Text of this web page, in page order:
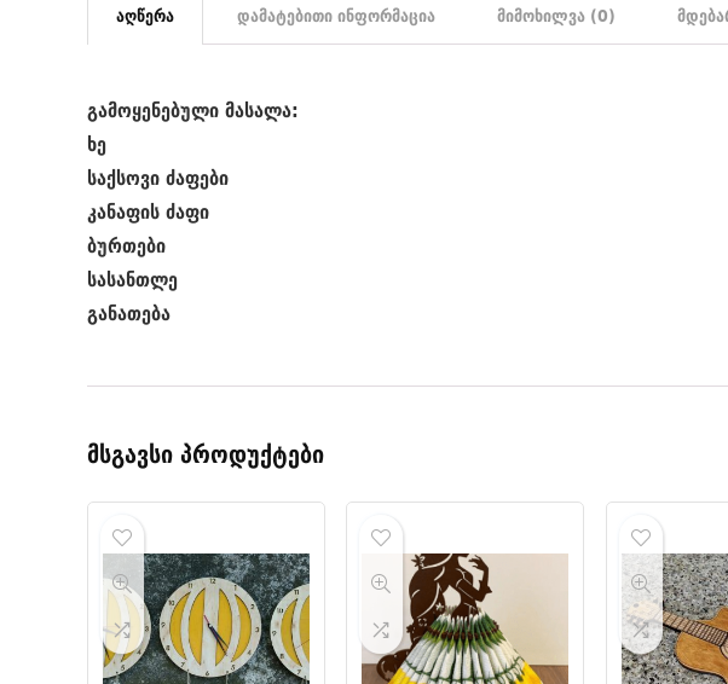
აღწერა დამატებითი ინფორმაცია მიმოხილვა (0)
გამოყენებული მასალა:
ხე
საქსოვი ძაფები
კანაფის ძაფი
ბურთები
სასანთლე
განათება
მსგავსი პროდუქტები